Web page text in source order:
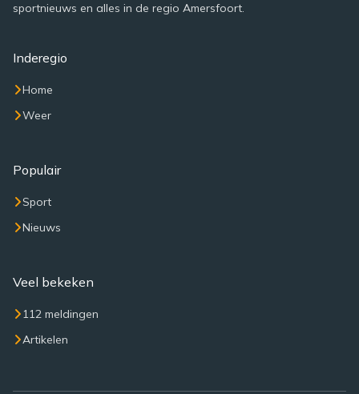
sportnieuws en alles in de regio Amersfoort.
Inderegio
Home
Weer
Populair
Sport
Nieuws
Veel bekeken
112 meldingen
Artikelen